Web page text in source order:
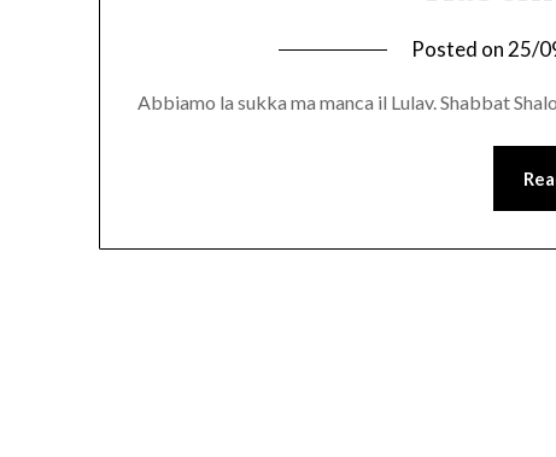
Posted on 25/
Abbiamo la sukka ma manca il Lulav. Shabbat